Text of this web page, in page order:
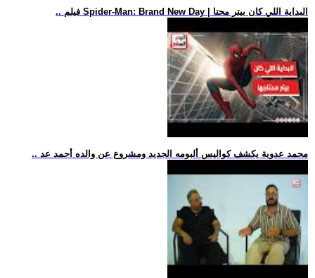
.. فيلم Spider-Man: Brand New Day | البداية اللي كان بيتر محتا
.. محمد عدوية يكشف كواليس ألبومه الجديد ومشروع عن والده أحمد عد